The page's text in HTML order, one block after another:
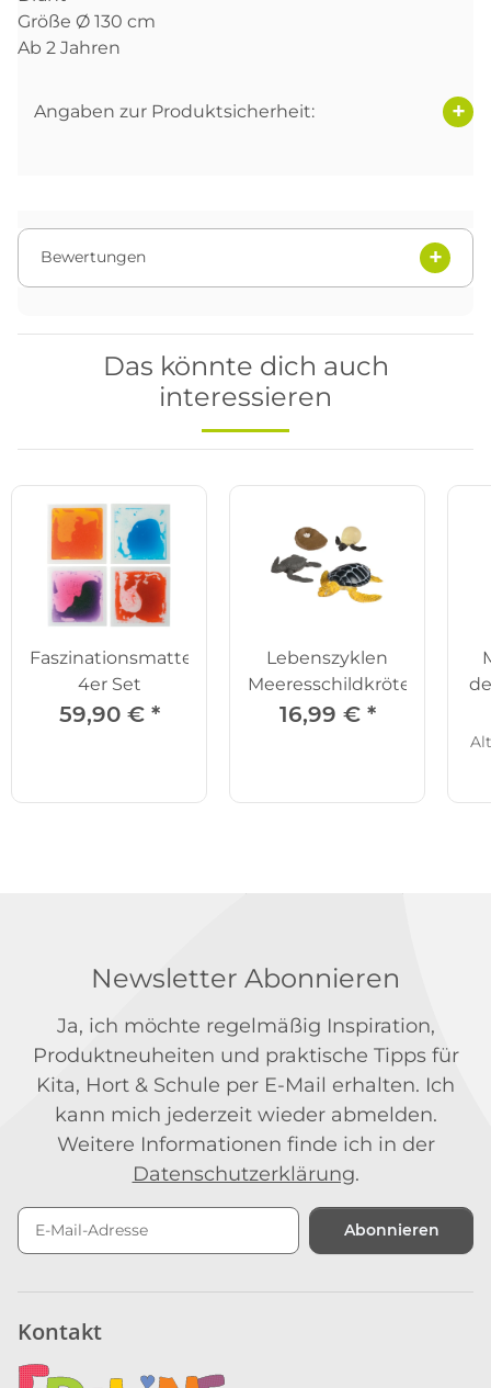
Größe Ø 130 cm
Ab 2 Jahren
Angaben zur Produktsicherheit:
Bewertungen
Das könnte dich auch
interessieren
Faszinationsmatten
4er Set
59,90 € *
Lebenszyklen
Meeresschildkröte
16,99 € *
Newsletter Abonnieren
Ja, ich möchte regelmäßig Inspiration,
Produktneuheiten und praktische Tipps für
Kita, Hort & Schule per E-Mail erhalten. Ich
kann mich jederzeit wieder abmelden.
Weitere Informationen finde ich in der
Datenschutzerklärung.
Abonnieren
Kontakt